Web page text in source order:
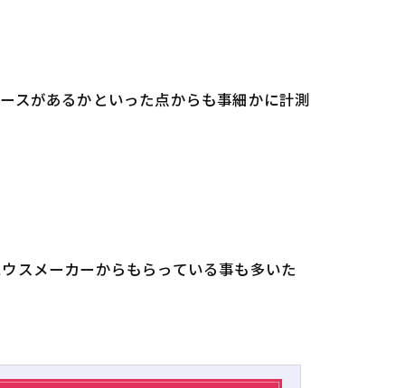
スがあるかといった点からも事細かに計測
スメーカーからもらっている事も多いた